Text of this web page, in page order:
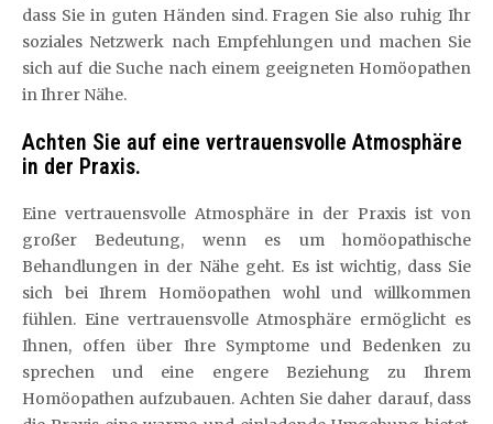
dass Sie in guten Händen sind. Fragen Sie also ruhig Ihr
soziales Netzwerk nach Empfehlungen und machen Sie
sich auf die Suche nach einem geeigneten Homöopathen
in Ihrer Nähe.
Achten Sie auf eine vertrauensvolle Atmosphäre
in der Praxis.
Eine vertrauensvolle Atmosphäre in der Praxis ist von
großer Bedeutung, wenn es um homöopathische
Behandlungen in der Nähe geht. Es ist wichtig, dass Sie
sich bei Ihrem Homöopathen wohl und willkommen
fühlen. Eine vertrauensvolle Atmosphäre ermöglicht es
Ihnen, offen über Ihre Symptome und Bedenken zu
sprechen und eine engere Beziehung zu Ihrem
Homöopathen aufzubauen. Achten Sie daher darauf, dass